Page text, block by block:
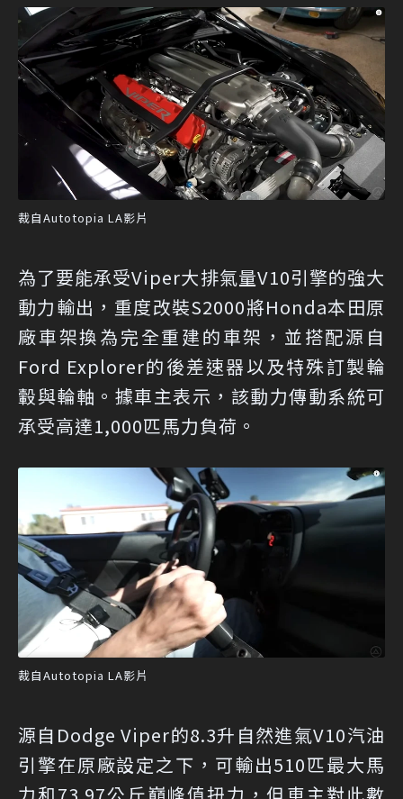
裁自Autotopia LA影片
為了要能承受Viper大排氣量V10引擎的強大
動力輸出，重度改裝S2000將Honda本田原
廠車架換為完全重建的車架，並搭配源自
Ford Explorer的後差速器以及特殊訂製輪
轂與輪軸。據車主表示，該動力傳動系統可
承受高達1,000匹馬力負荷。
裁自Autotopia LA影片
源自Dodge Viper的8.3升自然進氣V10汽油
引擎在原廠設定之下，可輸出510匹最大馬